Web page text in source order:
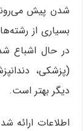
شدن پیش
بسیاری از
در حال اشباع
(پزشکی،
دیگر بهتر است.
اطلاعات ارائه